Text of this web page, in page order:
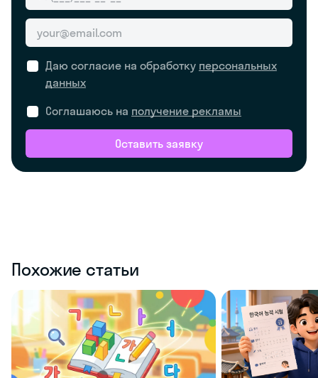
Даю согласие на обработку персональных
данных
Соглашаюсь на получение рекламы
Оставить заявку
Похожие статьи